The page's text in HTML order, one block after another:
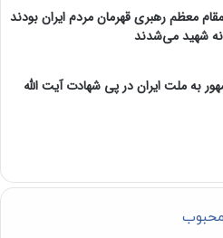
معظم رهبری قهرمان مردم ایران بودند
شهید می‌شدند
به ملت ایران در پی شهادت آیت الله
محبوب